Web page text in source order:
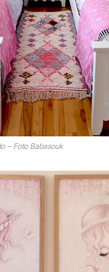
– Foto Babasouk